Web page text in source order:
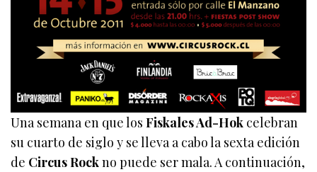
Una semana en que losFiskales Ad-Hok celebran
su cuarto de siglo y se lleva a cabo la sexta edición
de Circus Rockno puede ser mala. A continuación,